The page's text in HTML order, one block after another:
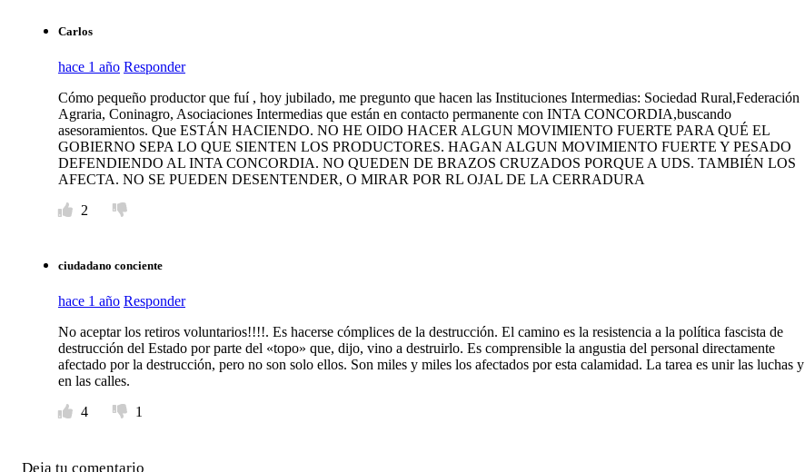
Carlos
hace 1 año Responder
Cómo pequeño productor que fuí , hoy jubilado, me pregunto que hacen las Instituciones Intermedias: Sociedad Rural,Federación
Agraria, Coninagro, Asociaciones Intermedias que están en contacto permanente con INTA CONCORDIA,buscando
asesoramientos. Que ESTÁN HACIENDO. NO HE OIDO HACER ALGUN MOVIMIENTO FUERTE PARA QUÉ EL
GOBIERNO SEPA LO QUE SIENTEN LOS PRODUCTORES. HAGAN ALGUN MOVIMIENTO FUERTE Y PESADO
DEFENDIENDO AL INTA CONCORDIA. NO QUEDEN DE BRAZOS CRUZADOS PORQUE A UDS. TAMBIÉN LOS
AFECTA. NO SE PUEDEN DESENTENDER, O MIRAR POR RL OJAL DE LA CERRADURA
2
ciudadano conciente
hace 1 año Responder
No aceptar los retiros voluntarios!!!!. Es hacerse cómplices de la destrucción. El camino es la resistencia a la política fascista de
destrucción del Estado por parte del «topo» que, dijo, vino a destruirlo. Es comprensible la angustia del personal directamente
afectado por la destrucción, pero no son solo ellos. Son miles y miles los afectados por esta calamidad. La tarea es unir las luchas y
en las calles.
4
1
Deja tu comentario